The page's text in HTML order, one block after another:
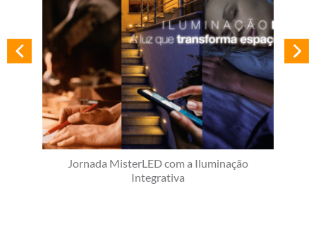
Jornada MisterLED com a Iluminação
Integrativa